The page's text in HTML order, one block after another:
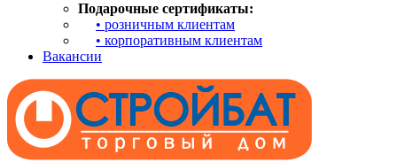
Подарочные сертификаты:
• розничным клиентам
• корпоративным клиентам
Вакансии